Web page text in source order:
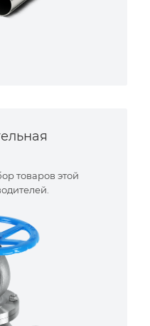
товаров этой